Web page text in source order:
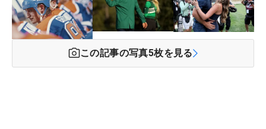
この記事の写真5枚を見る